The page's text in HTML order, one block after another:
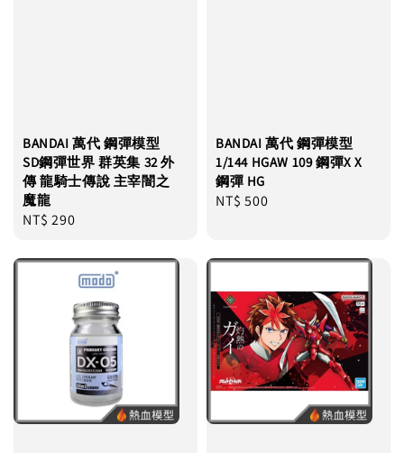
BANDAI 萬代 鋼彈模型
SD鋼彈世界 群英集 32 外
傳 龍騎士傳說 主宰闇之
魔龍
Regular
NT$ 290
BANDAI 萬代 鋼彈模型
1/144 HGAW 109 鋼彈X X
鋼彈 HG
Regular
NT$ 500